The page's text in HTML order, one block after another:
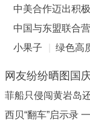
中美合作迈出积
中国与东盟联合
小果子
绿色高
网友纷纷晒图国
菲船只侵闯黄岩岛
西贝“翻车”启示录